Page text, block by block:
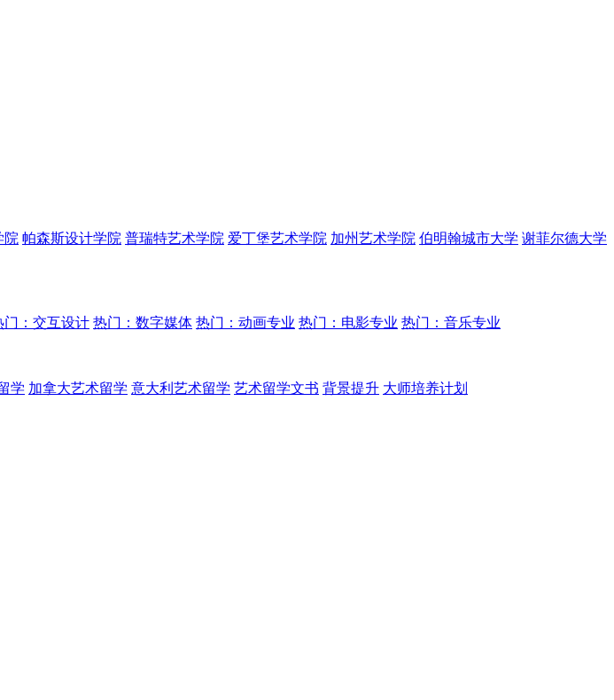
院 帕森斯设计学院 普瑞特艺术学院 爱丁堡艺术学院 加州艺术学院 伯明翰城市大学 谢菲尔德大学
门：交互设计 热门：数字媒体 热门：动画专业 热门：电影专业 热门：音乐专业
学 加拿大艺术留学 意大利艺术留学 艺术留学文书 背景提升 大师培养计划